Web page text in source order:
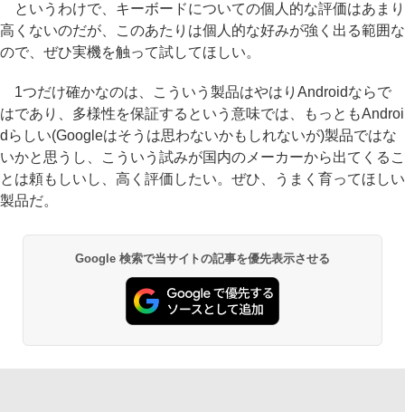
というわけで、キーボードについての個人的な評価はあまり
高くないのだが、このあたりは個人的な好みが強く出る範囲な
ので、ぜひ実機を触って試してほしい。
1つだけ確かなのは、こういう製品はやはりAndroidならで
はであり、多様性を保証するという意味では、もっともAndroi
dらしい(Googleはそうは思わないかもしれないが)製品ではな
いかと思うし、こういう試みが国内のメーカーから出てくるこ
とは頼もしいし、高く評価したい。ぜひ、うまく育ってほしい
製品だ。
Google 検索で当サイトの記事を優先表示させる